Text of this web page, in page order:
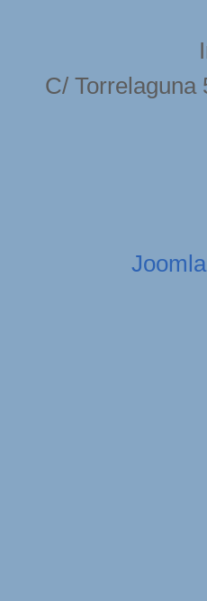
C/ Torrelaguna